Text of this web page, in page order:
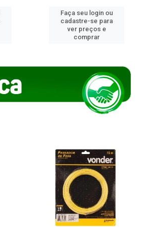
Faça seu login ou
cadastre-se para
ver preços e
comprar